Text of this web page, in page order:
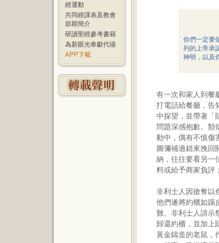
經運動
共同經課表及教會
節期簡介
研讀聖經參考書籍
為新眼光奉獻代禱
APP下載
你們一定要
列的上帝承
神明，以及
有一次和家人到餐
打電話給餐廳，告
中探望，並帶著「
問題深感抱歉。類
動中，偶有不慎傷
圖彌補過錯來挽回
納，往往要看另一
料或給予商家負評
非利士人因搶奪以
他們遂將約櫃如踢
難。非利士人請示
歸還約櫃，並加上
黃金鑄造的老鼠，